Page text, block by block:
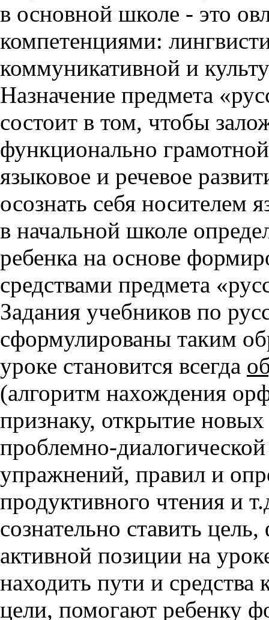
в основной школе - это
компетенциями:
коммуникативной и
Назначение предмета
состоит в том, чтобы
функционально
языковое и речевое
осознать себя носителем
в начальной школе
ребенка на основе
средствами предмета
Задания учебников по
сформулированы таким
уроке становится всегда
(алгоритм нахождения
признаку, открытие
проблемно-
упражнений, правил и
продуктивного чтения и
сознательно ставить
активной позиции на
находить пути и
цели, помогают ребенку